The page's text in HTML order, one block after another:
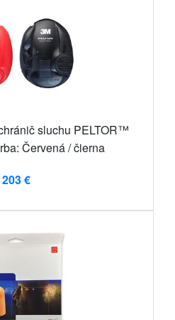
sluchu PELTOR™
Červená / čierna
203 €